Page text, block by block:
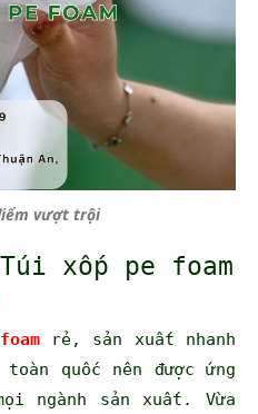
vượt trội
xốp pe foam
rẻ, sản xuất nhanh
quốc nên được ứng
ngành sản xuất. Vừa